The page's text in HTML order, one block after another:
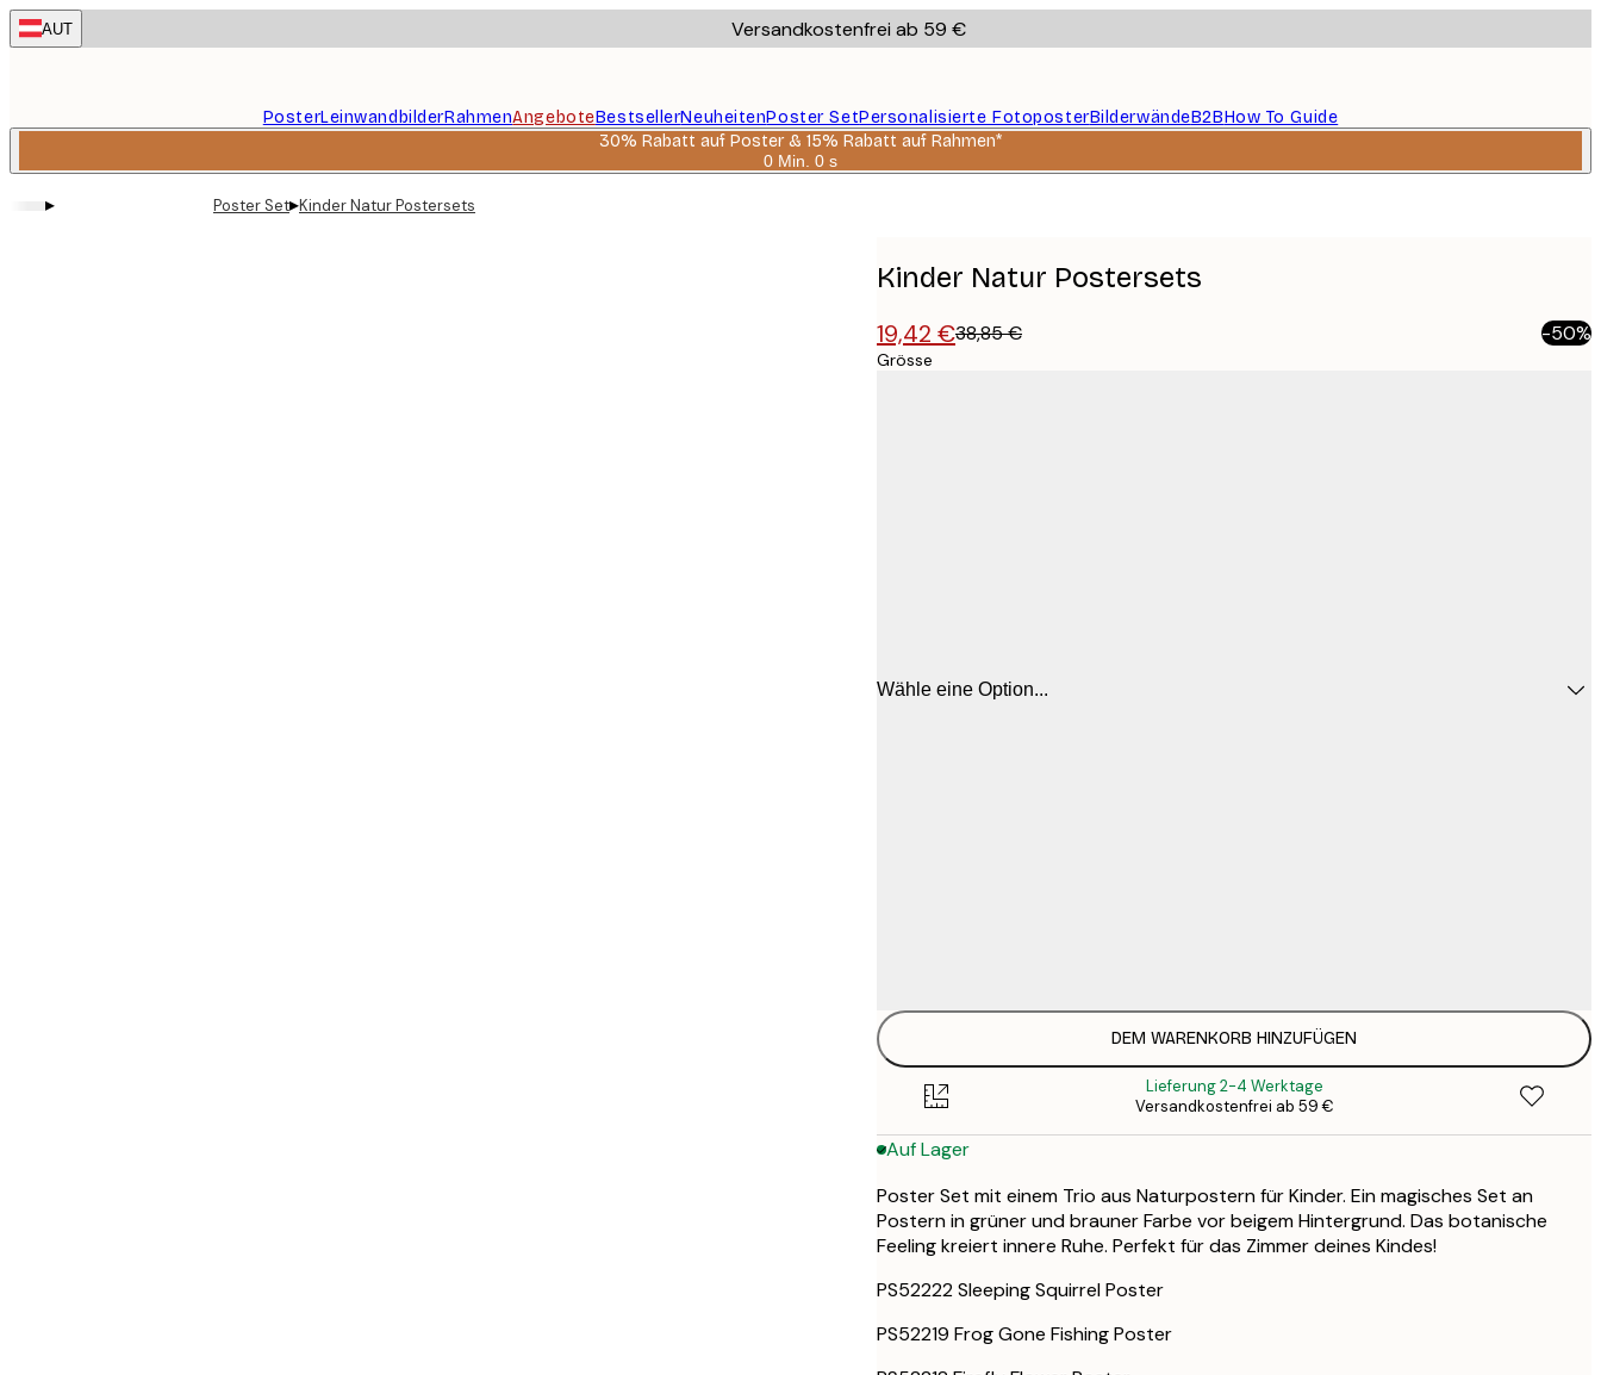
Skip
to
AUT Versandkostenfrei ab 59 €
PosterLeinwandbilderRahmenAngeboteBestsellerNeuheitenPoster SetPersonalisierte FotoposterBilderwändeB2BHow To Guide
30% Rabatt auf Poster & 15% Rabatt auf Rahmen*
0 Min. 0 s
Gültig
▸ Poster Set▸Kinder Natur Postersets
Kinder Natur Postersets
19,42 €38,85 € -50%
Grösse
Wähle eine Option...
30x40 cm
50x70 cm
DEM WARENKORB HINZUFÜGEN
Lieferung 2-4 Werktage
Versandkostenfrei ab 59 €
Auf Lager
Poster Set mit einem Trio aus Naturpostern für Kinder. Ein magisches Set an
Postern in grüner und brauner Farbe vor beigem Hintergrund. Das botanische
Feeling kreiert innere Ruhe. Perfekt für das Zimmer deines Kindes!
PS52222 Sleeping Squirrel Poster
PS52219 Frog Gone Fishing Poster